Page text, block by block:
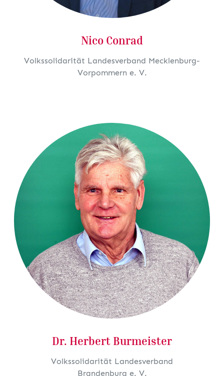
Nico Conrad
Volkssolidarität Landesverband Mecklenburg-
Vorpommern e. V.
Dr. Herbert Burmeister
Volkssolidarität Landesverband
Brandenburg e. V.